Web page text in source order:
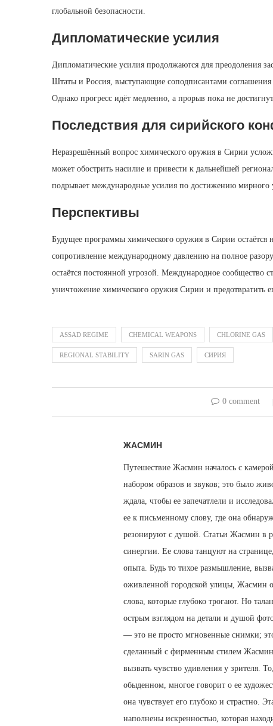
глобальной безопасности.
Дипломатические усилия
Дипломатические усилия продолжаются для преодоления
Штаты и Россия, выступающие соподписантами
Однако прогресс идёт медленно, а прорыв пока не
Последствия для сирийского
Неразрешённый вопрос химического оружия в Сирии
может обострить насилие и привести к дальнейшей
подрывает международные усилия по достижению мирного
Перспективы
Будущее программы химического оружия в Сирии
сопротивление международному давлению на полное
остаётся постоянной угрозой. Международное сообщество
уничтожение химического оружия Сирии и предотвратить
ASSAD REGIME CHEMICAL WEAPONS CHLORINE GAS
REGIONAL STABILITY SARIN GAS СИРИЯ
0 comment
ЖАСМИН
Путешествие Жасмин началось с
набором образов и звуков; это было
ждала, чтобы ее запечатлели и
ее к письменному слову, где она
резонируют с душой. Статьи Жасмин в
синергии. Ее слова танцуют на
опыта. Будь то тихое размышление,
оживленной городской улицы, Жасмин
слова, которые глубоко трогают. Но
острым взглядом на детали и душой
— это не просто мгновенные снимки;
сделанный с фирменным стилем
вызвать чувство удивления у зрителя.
обыденном, многое говорит о ее
она чувствует его глубоко и страстно.
наполнены искренностью, которая